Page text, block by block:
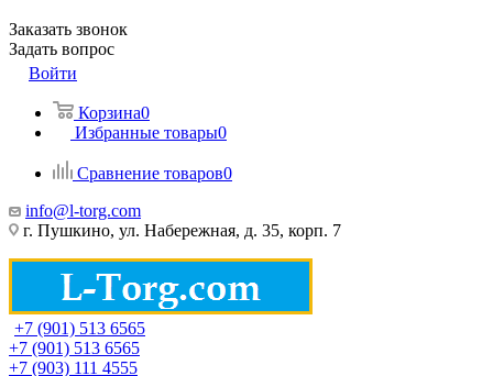
Заказать звонок
Задать вопрос
Войти
Корзина0
Избранные товары0
Сравнение товаров0
info@l-torg.com
г. Пушкино, ул. Набережная, д. 35, корп. 7
+7 (901) 513 6565
+7 (901) 513 6565
+7 (903) 111 4555